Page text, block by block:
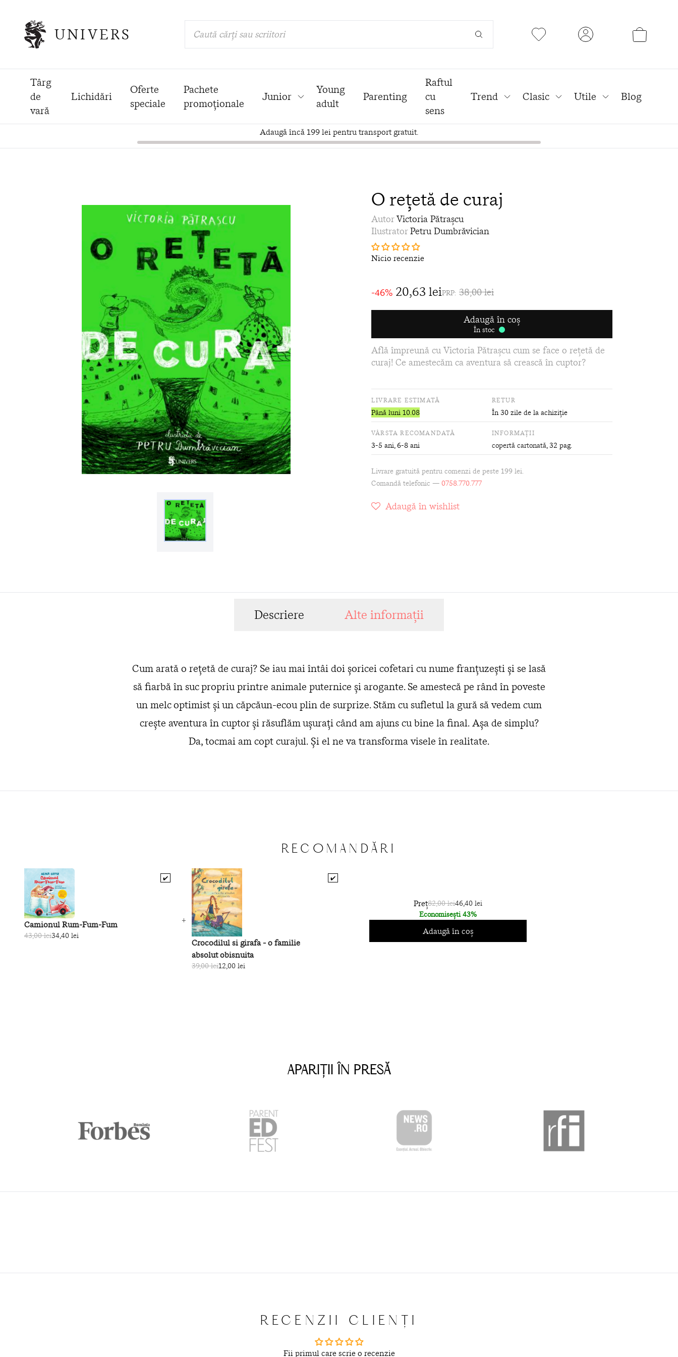
UNIVERS Caută cărți sau scriitori
Târg
de
vară
Lichidări
Oferte
speciale
Pachete
promoționale
Junior
Young
adult
Parenting
Raftul
cu
sens
Trend Clasic Utile Blog
Adaugă încă 199 lei pentru transport gratuit.
O rețetă de curaj
AutorVictoria Pătrașcu
IlustratorPetru Dumbrăvician
Nicio recenzie
-46%20,63 leiPRP: 38,00 lei
Adaugă în coș
În stoc
Află împreună cu Victoria Pătrașcu cum se face o rețetă de
curaj! Ce amestecăm ca aventura să crească în cuptor?
LIVRARE ESTIMATĂ
Până luni 10.08
RETUR
În 30 zile de la achiziție
VÂRSTA RECOMANDATĂ
3-5 ani, 6-8 ani
INFORMAȚII
copertă cartonată, 32 pag.
Livrare gratuită pentru comenzi de peste 199 lei.
Comandă telefonic — 0758.770.777
Adaugă în wishlist
Descriere Alte informații
Cum arată o rețetă de curaj? Se iau mai întâi doi șoricei cofetari cu nume franțuzești și se lasă
să fiarbă în suc propriu printre animale puternice și arogante. Se amestecă pe rând în poveste
un melc optimist și un căpcăun-ecou plin de surprize. Stăm cu sufletul la gură să vedem cum
crește aventura în cuptor și răsuflăm ușurați când am ajuns cu bine la final. Așa de simplu?
Da, tocmai am copt curajul. Și el ne va transforma visele în realitate.
RECOMANDĂRI
✔️
Camionul Rum-Fum-Fum
43,00 lei34,40 lei
✔️
Crocodilul si girafa - o familie
absolut obisnuita
39,00 lei12,00 lei
Preț82,00 lei46,40 lei
Economisești 43%
Adaugă în coș
APARIȚII ÎN PRESĂ
RECENZII CLIENȚI
Fii primul care scrie o recenzie